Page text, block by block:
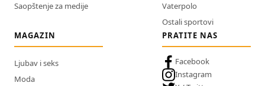
Saopštenje za medije
Vaterpolo
Ostali sportovi
MAGAZIN
Ljubav i seks
Moda
PRATITE NAS
Facebook
Instagram